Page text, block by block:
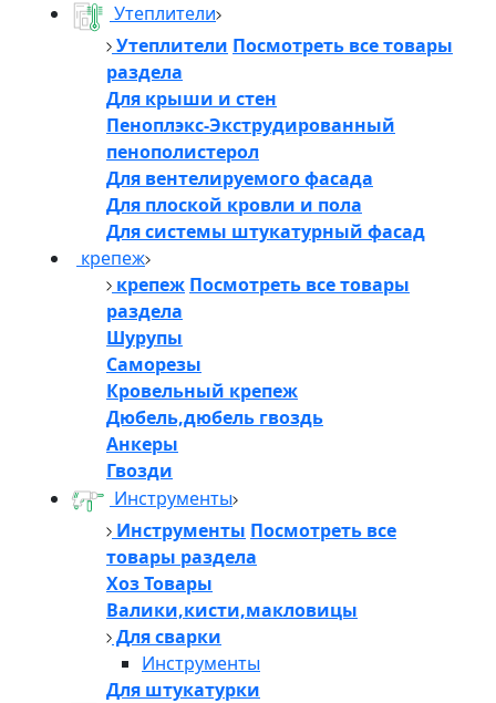
Утеплители
Утеплители Посмотреть все товары
раздела
Для крыши и стен
Пеноплэкс-Экструдированный
пенополистерол
Для вентелируемого фасада
Для плоской кровли и пола
Для системы штукатурный фасад
крепеж
крепеж Посмотреть все товары
раздела
Шурупы
Саморезы
Кровельный крепеж
Дюбель,дюбель гвоздь
Анкеры
Гвозди
Инструменты
Инструменты Посмотреть все
товары раздела
Хоз Товары
Валики,кисти,макловицы
Для сварки
Инструменты
Для штукатурки